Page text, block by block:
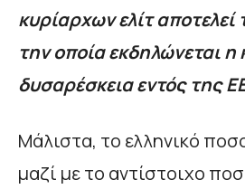
κυρίαρχων ελίτ
την οποία εκδηλώνεται η
δυσαρέσκεια εντός της
Μάλιστα, το ελληνικό
μαζί με το αντίστοιχο